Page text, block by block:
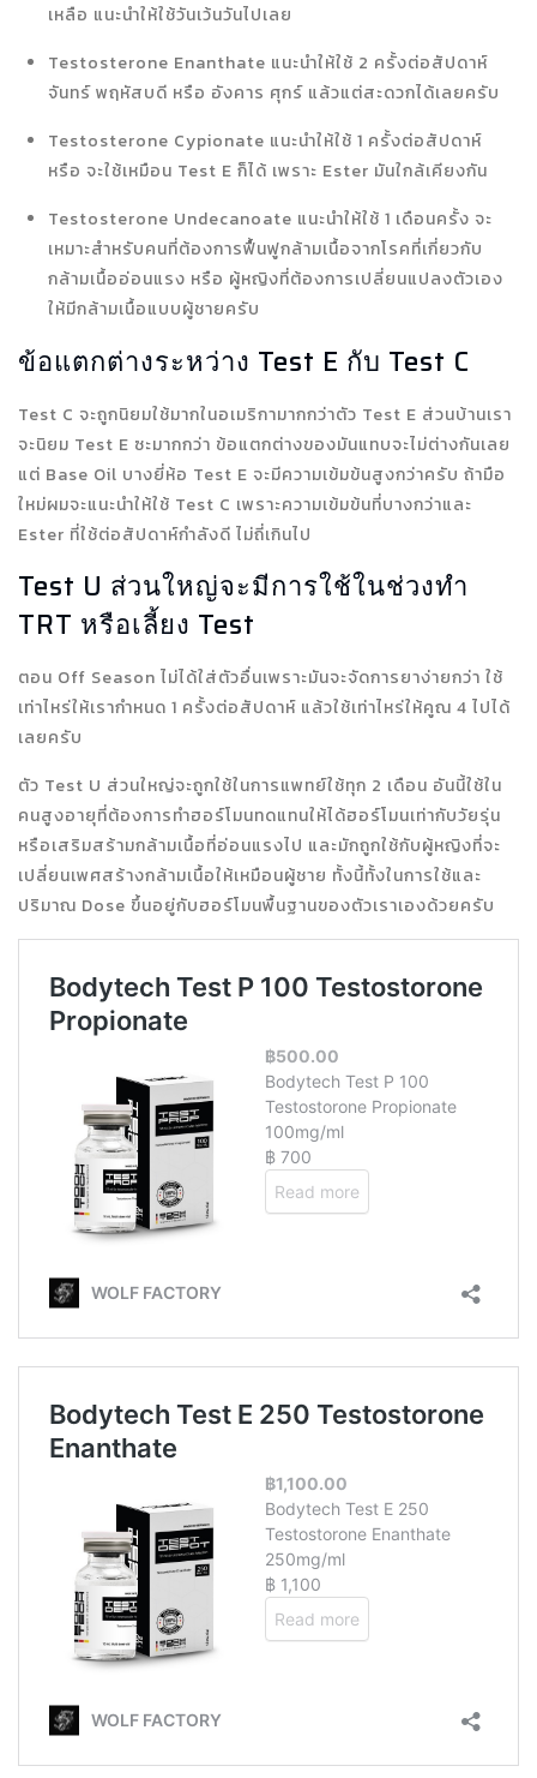
เหลือ แนะนำให้ใช้วันเว้นวันไปเลย
Testosterone Enanthate แนะนำให้ใช้ 2 ครั้งต่อสัปดาห์
จันทร์ พฤหัสบดี หรือ อังคาร ศุกร์ แล้วแต่สะดวกได้เลยครับ
Testosterone Cypionate แนะนำให้ใช้ 1 ครั้งต่อสัปดาห์
หรือ จะใช้เหมือน Test E ก็ได้ เพราะ Ester มันใกล้เคียงกัน
Testosterone Undecanoate แนะนำให้ใช้ 1 เดือนครั้ง จะ
เหมาะสำหรับคนที่ต้องการฟื้นฟูกล้ามเนื้อจากโรคที่เกี่ยวกับ
กล้ามเนื้ออ่อนแรง หรือ ผู้หญิงที่ต้องการเปลี่ยนแปลงตัวเอง
ให้มีกล้ามเนื้อแบบผู้ชายครับ
ข้อแตกต่างระหว่าง Test E กับ Test C
Test C จะถูกนิยมใช้มากในอเมริกามากกว่าตัว Test E ส่วนบ้านเรา
จะนิยม Test E ซะมากกว่า ข้อแตกต่างของมันแทบจะไม่ต่างกันเลย
แต่ Base Oil บางยี่ห้อ Test E จะมีความเข้มข้นสูงกว่าครับ ถ้ามือ
ใหม่ผมจะแนะนำให้ใช้ Test C เพราะความเข้มข้นที่บางกว่าและ
Ester ที่ใช้ต่อสัปดาห์กำลังดี ไม่ถี่เกินไป
Test U ส่วนใหญ่จะมีการใช้ในช่วงทำ
TRT หรือเลี้ยง Test
ตอน Off Season ไม่ได้ใส่ตัวอื่นเพราะมันจะจัดการยาง่ายกว่า ใช้
เท่าไหร่ให้เรากำหนด 1 ครั้งต่อสัปดาห์ แล้วใช้เท่าไหร่ให้คูณ 4 ไปได้
เลยครับ
ตัว Test U ส่วนใหญ่จะถูกใช้ในการแพทย์ใช้ทุก 2 เดือน อันนี้ใช้ใน
คนสูงอายุที่ต้องการทำฮอร์โมนทดแทนให้ได้ฮอร์โมนเท่ากับวัยรุ่น
หรือเสริมสร้ามกล้ามเนื้อที่อ่อนแรงไป และมักถูกใช้กับผู้หญิงที่จะ
เปลี่ยนเพศสร้างกล้ามเนื้อให้เหมือนผู้ชาย ทั้งนี้ทั้งในการใช้และ
ปริมาณ Dose ขึ้นอยู่กับฮอร์โมนพื้นฐานของตัวเราเองด้วยครับ